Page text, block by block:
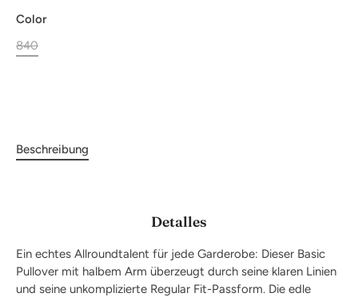
Color
840
Beschreibung
Detalles
Ein echtes Allroundtalent für jede Garderobe: Dieser Basic
Pullover mit halbem Arm überzeugt durch seine klaren Linien
und seine unkomplizierte Regular Fit-Passform. Die edle